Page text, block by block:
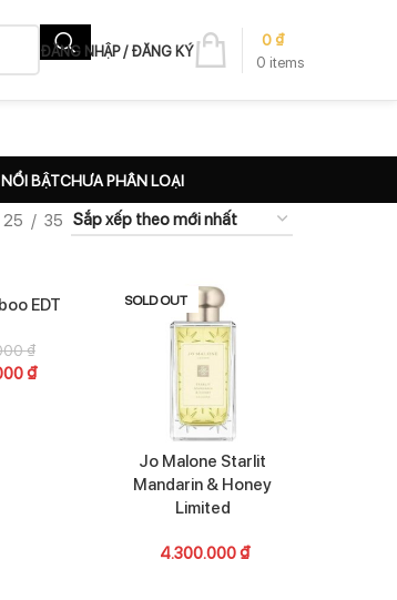
ĐĂNG NHẬP / ĐĂNG KÝ
0 items
0₫
BẬTCHƯA PHÂN LOẠI
25 35
EDT
₫
₫
SOLD OUT
Jo Malone Starlit
Mandarin & Honey
Limited
4.300.000₫